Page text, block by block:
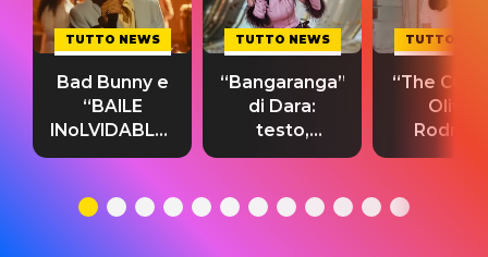
TUTTO NEWS
Bad Bunny e
“BAILE
INoLVIDABLE”:
testo,
significato
TUTTO NEWS
“Bangaranga”
di Dara:
testo,
traduzione e
del singolo
TUTTO
“The
Olivia
testo,